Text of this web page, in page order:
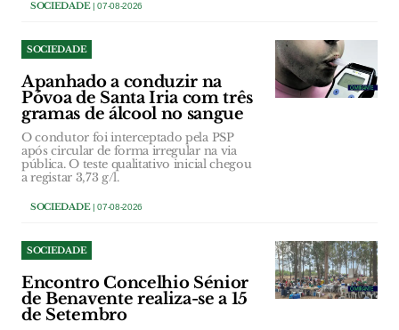
SOCIEDADE| 07-08-2026
SOCIEDADE
Apanhado a conduzir na
Póvoa de Santa Iria com três
gramas de álcool no sangue
O condutor foi interceptado pela PSP
após circular de forma irregular na via
pública. O teste qualitativo inicial chegou
a registar 3,73 g/l.
SOCIEDADE| 07-08-2026
SOCIEDADE
Encontro Concelhio Sénior
de Benavente realiza-se a 15
de Setembro